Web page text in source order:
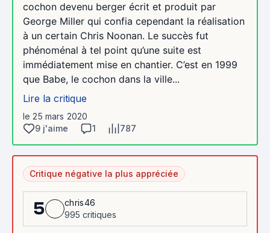
cochon devenu berger écrit et produit par
George Miller qui confia cependant la réalisation
à un certain Chris Noonan. Le succès fut
phénoménal à tel point qu’une suite est
immédiatement mise en chantier. C’est en 1999
que Babe, le cochon dans la ville...
Lire la critique
le 25 mars 2020
9 j'aime
1 787
Critique négative la plus appréciée
5
chris46
995 critiques